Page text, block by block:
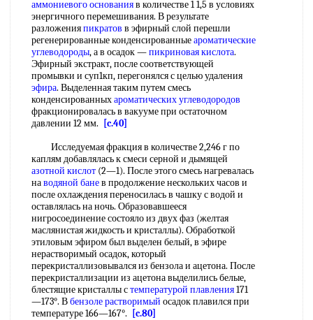
аммониевого основанияв количестве 1 1,5 в условиях
энергичного перемешивания. В результате
разложенияпикратов в эфирный слой перешли
регенерированные конденсированныеароматические
углеводороды, а в осадок —пикриновая кислота.
Эфирный экстракт, после соответствующей
промывки и суп1кп, перегонялся с целью удаления
эфира. Выделенная таким путем смесь
конденсированныхароматических углеводородов
фракционировалась в вакууме при остаточном
давлении 12 мм.
[c.40]
Исследуемая фракция в количестве 2,246 г по
каплям добавлялась к смеси серной и дымящей
азотной кислот (2—1). После этого смесь нагревалась
наводяной банев продолжение нескольких часов и
после охлаждения переносилась в чашку с водой и
оставлялась на ночь. Образовавшееся
нигросоединение состояло из двух фаз (желтая
маслянистая жидкость и кристаллы). Обработкой
этиловым эфиром был выделен белый, в эфире
нерастворимый осадок, который
перекристаллизовывался из бензола и ацетона. После
перекристаллизации из ацетона выделились белые,
блестящие кристаллы стемпературой плавления171
—173°. Вбензоле растворимый осадок плавился при
температуре 166—167°.
[c.80]